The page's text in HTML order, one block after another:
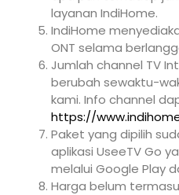
layanan IndiHome.
IndiHome
ONT selama
Jumlah channel TV
berubah sewaktu-
kami. Info channel
https://
Paket yang dipilih
aplikasi UseeTV Go
melalui Google Play
Harga belum